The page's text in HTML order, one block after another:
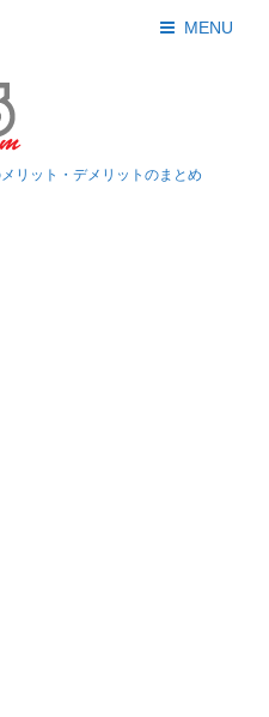
MENU
リット・デメリットのまとめ